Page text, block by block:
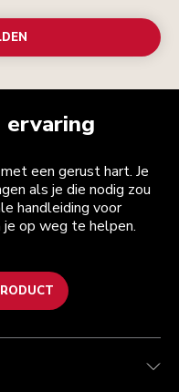
ervaring
een gerust hart. Je
als je die nodig zou
handleiding voor
op weg te helpen.